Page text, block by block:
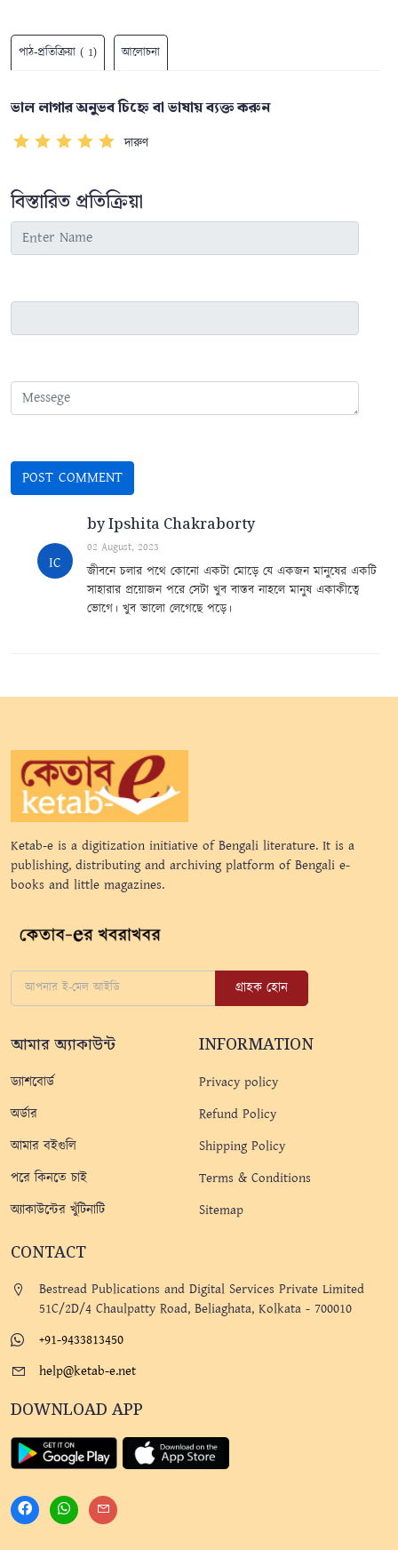
পাঠ-প্রতিক্রিয়া ( 1) আলোচনা
ভাল লাগার অনুভব চিহ্নে বা ভাষায় ব্যক্ত করুন
দারুণ
বিস্তারিত প্রতিক্রিয়া
IC
by Ipshita Chakraborty
02 August, 2023
জীবনে চলার পথে কোনো একটা মোড়ে যে একজন মানুষের একটি
সাহারার প্রয়োজন পরে সেটা খুব বাস্তব নাহলে মানুষ একাকীত্বে
ভোগে। খুব ভালো লেগেছে পড়ে।
Ketab-e is a digitization initiative of Bengali literature. It is a
publishing, distributing and archiving platform of Bengali e-
books and little magazines.
গ্রাহক হোন
আমার অ্যাকাউন্ট
ড্যাশবোর্ড
অর্ডার
আমার বইগুলি
পরে কিনতে চাই
অ্যাকাউন্টের খুঁটিনাটি
INFORMATION
Privacy policy
Refund Policy
Shipping Policy
Terms & Conditions
Sitemap
CONTACT
Bestread Publications and Digital Services Private Limited
51C/2D/4 Chaulpatty Road, Beliaghata, Kolkata - 700010
+91-9433813450
help@ketab-e.net
DOWNLOAD APP